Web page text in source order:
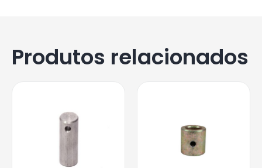
Produtos relacionados